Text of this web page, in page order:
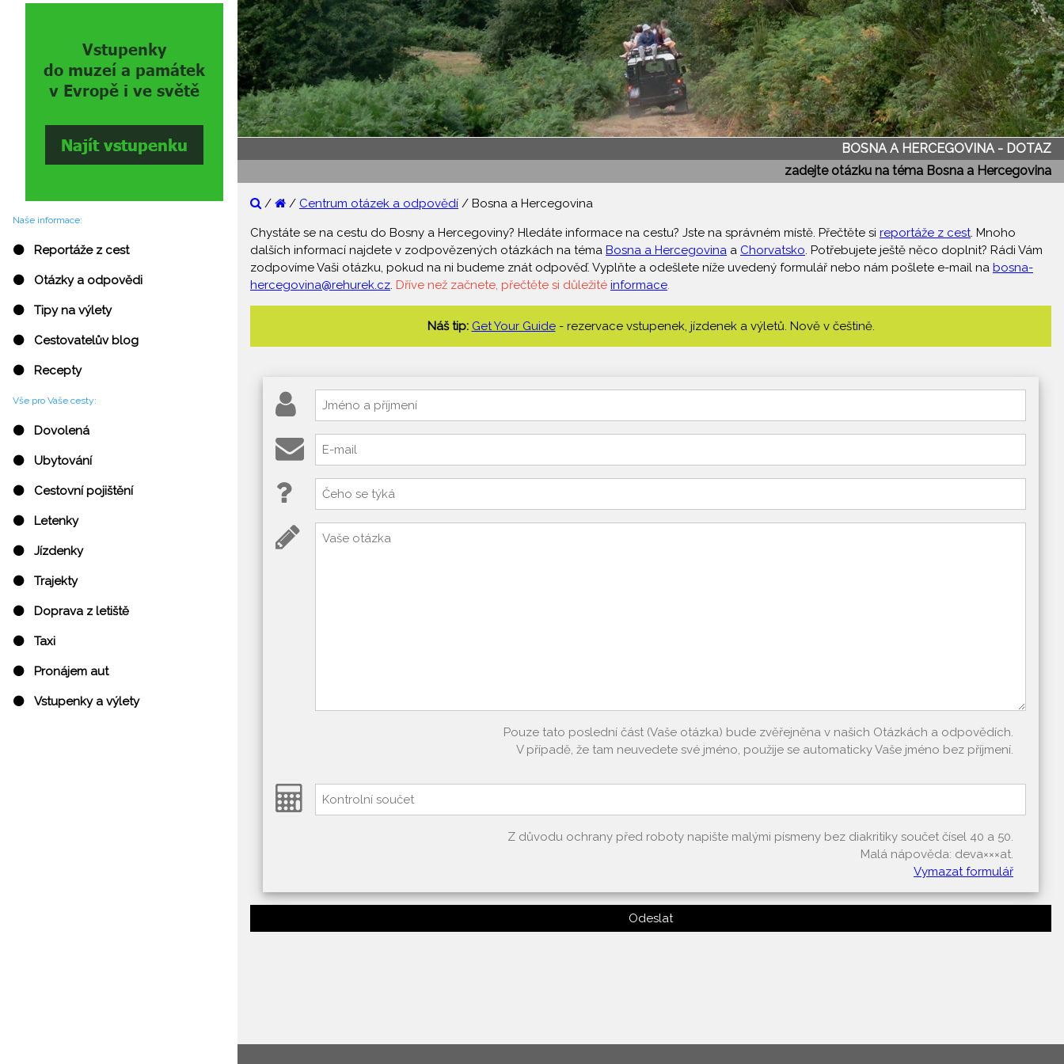
Naše informace:
⚫ Reportáže z cest
⚫ Otázky a odpovědi
⚫ Tipy na výlety
⚫ Cestovatelův blog
⚫ Recepty
Vše pro Vaše cesty:
⚫ Dovolená
⚫ Ubytování
⚫ Cestovní pojištění
⚫ Letenky
⚫ Jízdenky
⚫ Trajekty
⚫ Doprava z letiště
⚫ Taxi
⚫ Pronájem aut
⚫ Vstupenky a výlety
BOSNA A HERCEGOVINA - DOTAZ
zadejte otázku na téma Bosna a Hercegovina
/ / Centrum otázek a odpovědí / Bosna a Hercegovina
Chystáte se na cestu do Bosny a Hercegoviny? Hledáte informace na cestu? Jste na správném místě. Přečtěte si reportáže z cest. Mnoho
dalších informací najdete v zodpovězených otázkách na téma Bosna a Hercegovina a Chorvatsko. Potřebujete ještě něco doplnit? Rádi Vám
zodpovíme Vaši otázku, pokud na ni budeme znát odpověď. Vyplňte a odešlete níže uvedený formulář nebo nám pošlete e-mail na bosna-
hercegovina@rehurek.cz. Dříve než začnete, přečtěte si důležité informace.
Náš tip: Get Your Guide- rezervace vstupenek, jízdenek a výletů. Nově v češtině.
Pouze tato poslední část (Vaše otázka) bude zvěřejněna v našich Otázkách a odpovědích.
V případě, že tam neuvedete své jméno, použije se automaticky Vaše jméno bez příjmení.
Z důvodu ochrany před roboty napište malými písmeny bez diakritiky součet čísel 40 a 50.
Malá nápověda: deva×××at.
Vymazat formulář
Odeslat